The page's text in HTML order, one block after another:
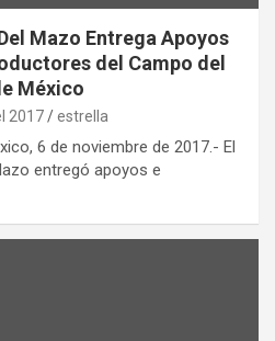
Mazo Entrega Apoyos
del Campo del
México
2017 estrella
6 de noviembre de 2017.- El
entregó apoyos e